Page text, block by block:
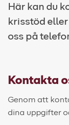
Här kan du
krisstöd
oss på
Kontakta
Genom att
dina uppgifter